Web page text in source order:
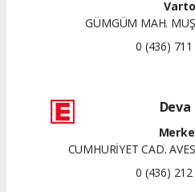
Varto
GÜMGÜM MAH.
0 (436)
Deva
CUMHURİYET CAD.
0 (436)